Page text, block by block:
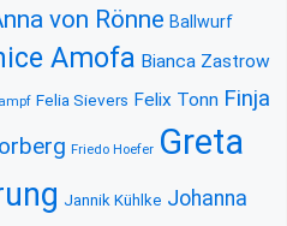
von Rönne Ballwurf
Amofa Bianca Zastrow
Felia Sievers Felix Tonn Finja
Friedo Hoefer Greta
Jannik Kühlke Johanna